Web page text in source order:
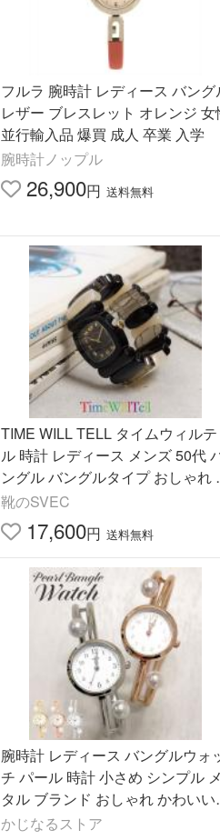
フルラ 腕時計 レディース バング
レザー ブレスレット オレンジ 女
並行輸入品 爆買 成人 卒業 入学
腕時計ノップル
26,900円 送料無料
TIME WILL TELL タイムウィルテ
ル 時計 レディース メンズ 50代
ングル バングルタイプ おしゃれ
わいい 可愛い 見やすい 電池式 ア
ナログ 男女兼用
靴のSVEC
17,600円 送料無料
腕時計 レディース バングルウォ
チ パール 時計 小さめ シンプル メ
タル ブランド おしゃれ かわいい
ブレスレット ゴールド シルバー 上
かじなるストア